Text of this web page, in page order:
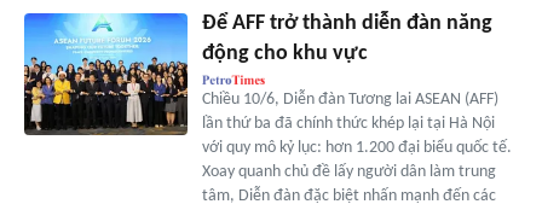
Để AFF trở thành diễn đàn năng
động cho khu vực
Chiều 10/6, Diễn đàn Tương lai ASEAN (AFF)
lần thứ ba đã chính thức khép lại tại Hà Nội
với quy mô kỷ lục: hơn 1.200 đại biểu quốc tế.
Xoay quanh chủ đề lấy người dân làm trung
tâm, Diễn đàn đặc biệt nhấn mạnh đến các